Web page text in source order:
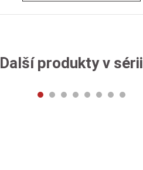
Další produkty v sérii